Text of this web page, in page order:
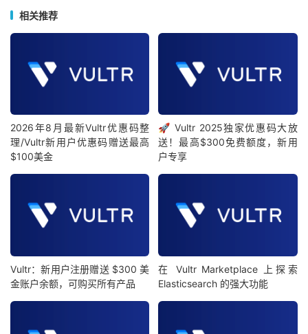
相关推荐
2026年8月最新Vultr优惠码整
理/Vultr新用户优惠码赠送最高
$100美金
🚀 Vultr 2025独家优惠码大放
送！最高$300免费额度，新用
户专享
Vultr：新用户注册赠送 $300 美
金账户余额，可购买所有产品
在 Vultr Marketplace 上探索
Elasticsearch 的强大功能